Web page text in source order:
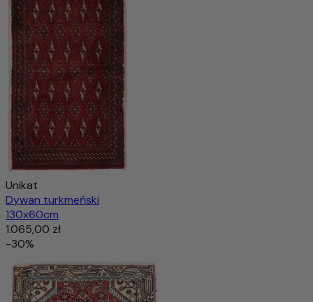
Unikat
Dywan turkmeński
130x60cm
1.065,00 zł
-30%